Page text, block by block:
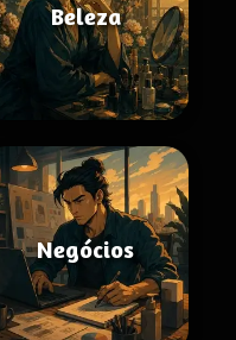
Beleza
Negócios